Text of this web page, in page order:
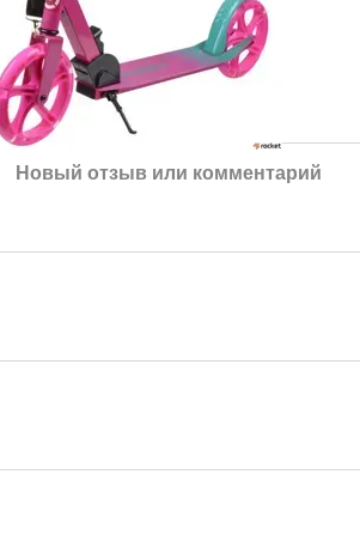
Новый отзыв или комментарий